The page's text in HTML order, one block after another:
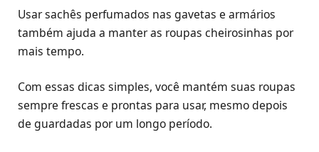
Usar sachês perfumados nas gavetas e armários
também ajuda a manter as roupas cheirosinhas por
mais tempo.
Com essas dicas simples, você mantém suas roupas
sempre frescas e prontas para usar, mesmo depois
de guardadas por um longo período.